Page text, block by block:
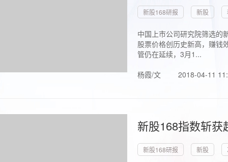
新股168研报 新股
中国上市公司研究院筛选的
股票价格创历史新高，赚钱
管仍在延续，3月1...
杨霞/文
2018-04-11
新股168指数斩
新股168研报 新股